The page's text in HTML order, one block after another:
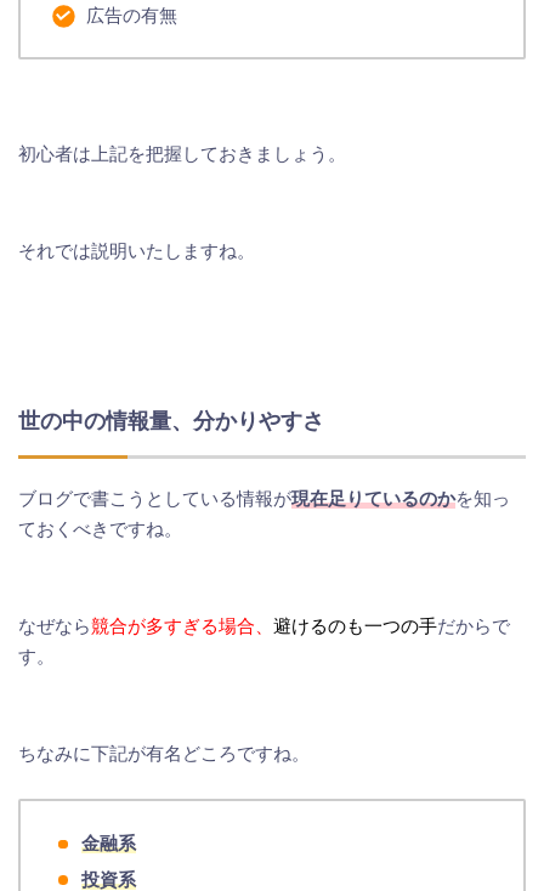
広告の有無
初心者は上記を把握しておきましょう。
それでは説明いたしますね。
世の中の情報量、分かりやすさ
ブログで書こうとしている情報が現在足りているのかを知っ
ておくべきですね。
なぜなら競合が多すぎる場合、 避けるのも一つの手だからで
す。
ちなみに下記が有名どころですね。
金融系
投資系